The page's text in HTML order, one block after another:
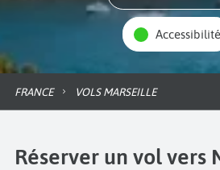
Accessibilité
FRANCE VOLS MARSEILLE
Réserver un vol vers